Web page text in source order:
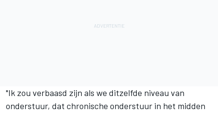
"Ik zou verbaasd zijn als we ditzelfde niveau van
onderstuur, dat chronische onderstuur in het midden